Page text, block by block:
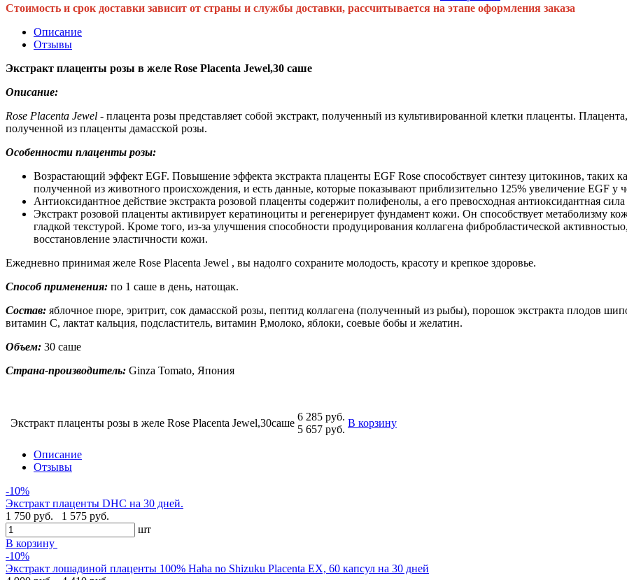
Стоимость и срок доставки зависит от страны и службы доставки, рассчитывается на этапе оформления заказа
Описание
Отзывы
Экстракт плаценты розы в желе Rose Placenta Jewel,30 саше
Описание:
Rose Placenta Jewel - плацента розы представляет собой экстракт, полученный из культивированной клетки плаценты.
полученной из плаценты дамасской розы.
Особенности плаценты розы:
Возрастающий эффект EGF. Повышение эффекта экстракта плаценты EGF Rose способствует синтезу цитокинов, таких
полученной из животного происхождения, и есть данные, которые показывают приблизительно 125% увеличение EGF у
Антиоксидантное действие экстракта розовой плаценты содержит полифенолы, а его превосходная антиоксидантная
Экстракт розовой плаценты активирует кератиноциты и регенерирует фундамент кожи. Он способствует метаболизму
гладкой текстурой. Кроме того, из-за улучшения способности продуцирования коллагена фибробластической
восстановление эластичности кожи.
Ежедневно принимая желе Rose Placenta Jewel , вы надолго сохраните молодость, красоту и крепкое здоровье.
Способ применения: по 1 саше в день, натощак.
Состав: яблочное пюре, эритрит, сок дамасской розы, пептид коллагена (полученный из рыбы), порошок экстракта плодов
витамин С, лактат кальция, подсластитель, витамин P,молоко, яблоки, соевые бобы и желатин.
Объем: 30 саше
Страна-производитель: Ginza Tomato, Япония
Экстракт плаценты розы в желе Rose Placenta Jewel,30саше
6 285 руб.
5 657 руб.
В корзину
Описание
Отзывы
-10%
Экстракт плаценты DHC на 30 дней.
1 750 руб.
1 575 руб.
шт
В корзину
-10%
Экстракт лошадиной плаценты 100% Haha no Shizuku Placenta EX, 60 капсул на 30 дней